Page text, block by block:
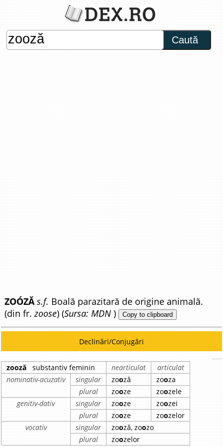
Caută
ZOÓZĂ s.f. Boală parazitară de origine animală.
(din fr.zoose) (Sursa: MDN ) Copy to clipboard
Declinări/Conjugări
zooză substantiv feminin nearticulat
articulat
nominativ-acuzativ
singular zooză zooza
plural
zooze zoozele
genitiv-dativ
singular zooze zoozei
plural
zooze zoozelor
vocativ
singular zooză, zoozo
plural
zoozelor